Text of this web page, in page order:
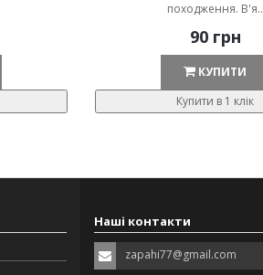
походження. В'я..
90 грн
КУПИТИ
Купити в 1 клік
Наші контакти
zapahi77@gmail.com